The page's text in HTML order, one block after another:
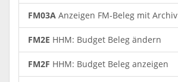
FM03A Anzeigen FM-Beleg mit Archiv
FM2E HHM: Budget Beleg ändern
FM2F HHM: Budget Beleg anzeigen